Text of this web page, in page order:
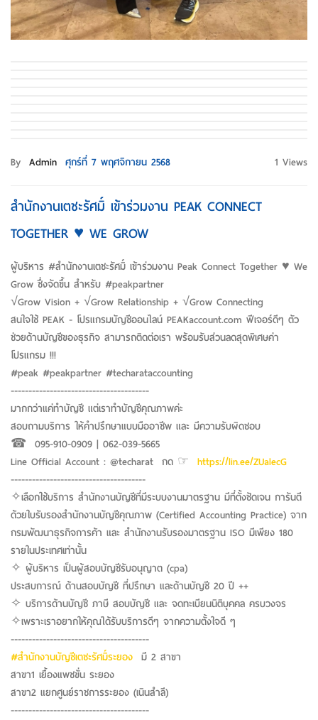
By Admin ศุกร์ที่ 7 พฤศจิกายน 2568 1 Views
สำนักงานเตชะรัศมิ์ เข้าร่วมงาน PEAK CONNECT
TOGETHER ♥︎ WE GROW
ผู้บริหาร #สำนักงานเตชะรัศมิ์ เข้าร่วมงาน Peak Connect Together ♥︎ We
Grow ซึ่งจัดขึ้น สำหรับ #peakpartner
√Grow Vision + √Grow Relationship + √Grow Connecting
สนใจใช้ PEAK - โปรแกรมบัญชีออนไลน์ PEAKaccount.com ฟีเจอร์ดีๆ ตัว
ช่วยด้านบัญชีของธุรกิจ สามารถติดต่อเรา พร้อมรับส่วนลดสุดพิเศษค่า
โปรแกรม !!!
#peak #peakpartner #techarataccounting
---------------------------------------
มากกว่าแค่ทำบัญชี แต่เราทำบัญชีคุณภาพค่ะ
สอบถามบริการ ให้คำปรึกษาแบบมืออาชีพ และ มีความรับผิดชอบ
☎︎ 095-910-0909 | 062-039-5665
Line Official Account : @techarat กด ☞ https://lin.ee/ZUalecG
--------------------------------------
✧เลือกใช้บริการ สำนักงานบัญชีที่มีระบบงานมาตรฐาน มีที่ตั้งชัดเจน การันตี
ด้วยใบรับรองสำนักงานบัญชีคุณภาพ (Certified Accounting Practice) จาก
กรมพัฒนาธุรกิจการค้า และ สำนักงานรับรองมาตรฐาน ISO มีเพียง 180
รายในประเทศเท่านั้น
✧ ผู้บริหาร เป็นผู้สอบบัญชีรับอนุญาต (cpa)
ประสบการณ์ ด้านสอบบัญชี ที่ปรึกษา และด้านบัญชี 20 ปี ++
✧ บริการด้านบัญชี ภาษี สอบบัญชี และ จดทะเบียนนิติบุคคล ครบวงจร
✧เพราะเราอยากให้คุณได้รับบริการดีๆ จากความตั้งใจดี ๆ
---------------------------------------
#สำนักงานบัญชีเตชะรัศมิ์ระยอง มี 2 สาขา
สาขา1 เยื้องแพชขั่น ระยอง
สาขา2 แยกศูนย์ราชการระยอง (เนินสำลี)
---------------------------------------